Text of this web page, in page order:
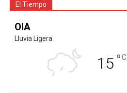
El Tiempo
OIA
Lluvia Ligera
15 °C